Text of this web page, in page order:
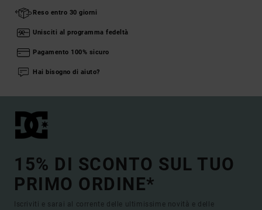
Reso entro 30 giorni
Unisciti al programma fedeltà
Pagamento 100% sicuro
Hai bisogno di aiuto?
15% DI SCONTO SUL TUO
PRIMO ORDINE*
Iscriviti e sarai al corrente delle ultimissime novità e delle